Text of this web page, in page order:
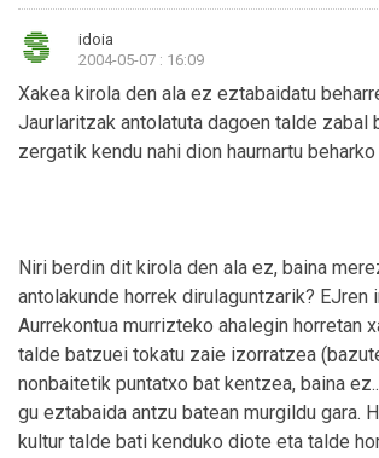
idoia
2004-05-07 : 16:09
Xakea kirola den ala ez eztabaidatu
Jaurlaritzak antolatuta dagoen talde zabal
zergatik kendu nahi dion haurnartu beharko
Niri berdin dit kirola den ala ez, baina
antolakunde horrek dirulaguntzarik? EJren
Aurrekontua murrizteko ahalegin horretan
talde batzuei tokatu zaie izorratzea
nonbaitetik puntatxo bat kentzea, baina
gu eztabaida antzu batean murgildu gara.
kultur talde bati kenduko diote eta talde